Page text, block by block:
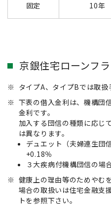
固定 10年
京銀住宅ローンフ
※ タイプA、タイプBでは取扱
※ 下表の借入金利は、機構団
金利です。
加入する団信の種類に応じ
は異なります。
デュエット（夫婦連生団
+0.18％
３大疾病付機構団信の場
※ 健康上の理由等のためやむ
場合の取扱いは住宅金融支
トを参照下さい。